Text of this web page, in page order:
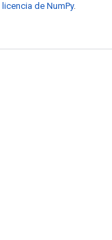
licencia de NumPy.